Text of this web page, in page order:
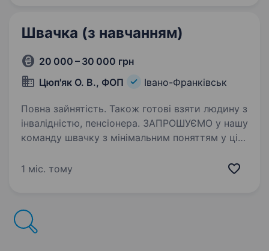
Швачка (з навчанням)
20 000 – 30 000 грн
Цюп'як О. В., ФОП
Івано-Франківськ
Повна зайнятість. Також готові взяти людину з
інвалідністю, пенсіонера. ЗАПРОШУЄМО у нашу
команду швачку з мінімальним поняттям у цій
Ми навчаємо всіх процесів. У нас прості
1 міс. тому